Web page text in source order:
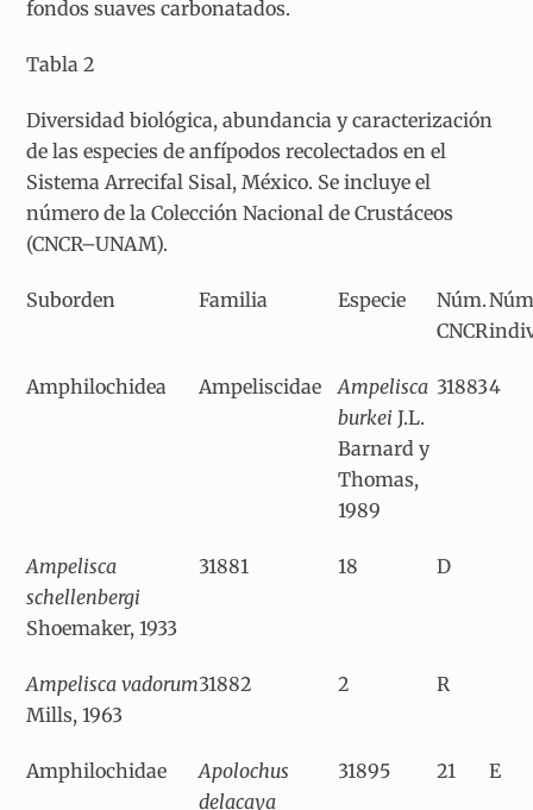
fondos suaves carbonatados.
Tabla 2
Diversidad biológica, abundancia y caracterización
de las especies de anfípodos recolectados en el
Sistema Arrecifal Sisal, México. Se incluye el
número de la Colección Nacional de Crustáceos
(CNCR–UNAM).
Suborden Familia Especie
Núm.
CNCR
Amphilochidea Ampeliscidae
Ampelisca
burkeiJ.L.
Barnard y
Thomas,
1989
318834
Ampelisca
schellenbergi
Shoemaker, 1933
31881 18 D
Ampelisca vadorum
Mills, 1963
31882 2 R
Amphilochidae
Apolochus
delacaya
31895 21 E